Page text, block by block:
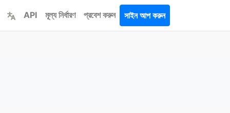
API মূল্য নির্ধারণ প্রবেশ করুন সাইন আপ করুন